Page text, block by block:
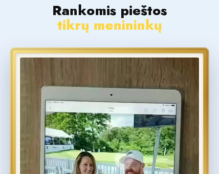
Rankomis pieštos
tikrų menininkų